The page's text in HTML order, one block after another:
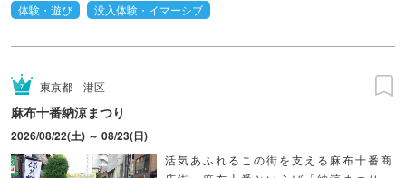
体験・遊び
没入体験・イマーシブ
東京都 港区
麻布十番納涼まつり
2026/08/22(土) ～ 08/23(日)
活気あふれるこの街を支える麻布十番商